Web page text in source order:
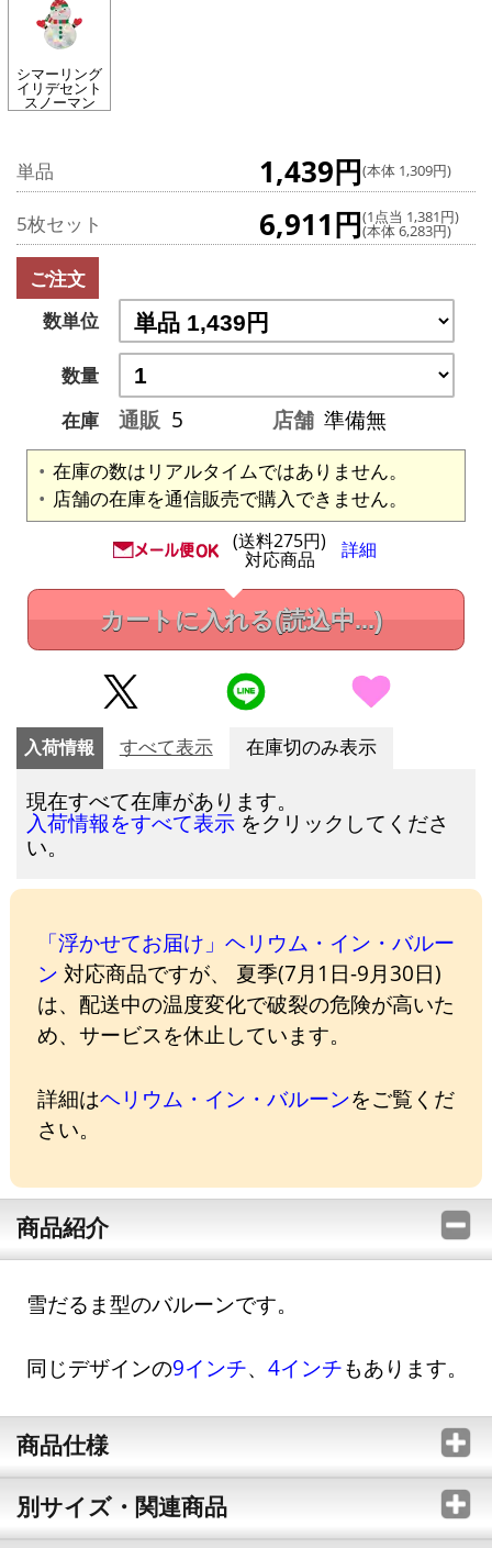
シマーリング
イリデセント
スノーマン
単品 1,439円(本体 1,309円)
5枚セット 6,911円(1点当 1,381円)
(本体 6,283円)
ご注文
数単位
数量
在庫
通販 5 店舗 準備無
在庫の数はリアルタイムではありません。
店舗の在庫を通信販売で購入できません。
(送料275円)
対応商品 詳細
カートに入れる(読込中...)
入荷情報 すべて表示 在庫切のみ表示
現在すべて在庫があります。
入荷情報をすべて表示 をクリックしてくださ
い。
「浮かせてお届け」ヘリウム・イン・バルー
ン 対応商品ですが、 夏季(7月1日-9月30日)
は、配送中の温度変化で破裂の危険が高いた
め、サービスを休止しています。
詳細はヘリウム・イン・バルーンをご覧くだ
さい。
商品紹介
雪だるま型のバルーンです。
同じデザインの9インチ、4インチもあります。
商品仕様
別サイズ・関連商品